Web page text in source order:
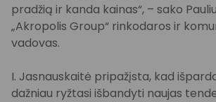
pradžią ir kanda kainas“, – sako
„Akropolis Group“ rinkodaros ir
vadovas.
I. Jasnauskaitė pripažįsta, kad
dažniau ryžtasi išbandyti naujas